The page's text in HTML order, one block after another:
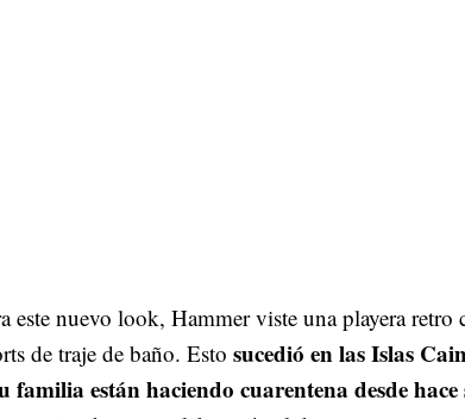
este nuevo look, Hammer viste una playera
de traje de baño. Esto sucedió en las Islas
familia están haciendo cuarentena desde hace